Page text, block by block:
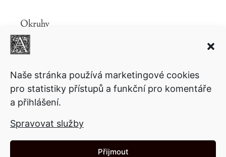
Naše stránka používá marketingové cookies
pro statistiky přístupů a funkční pro komentáře
a přihlášení.
Spravovat služby
Přijmout
Okruhy
Copyright
Lifestyle Motivační Politika Povídky
Psychologie Přednášky Sci-fi
Články